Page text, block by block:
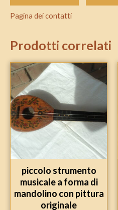
Pagina dei contatti
Prodotti correlati
piccolo strumento
musicale a forma di
mandolino con pittura
originale